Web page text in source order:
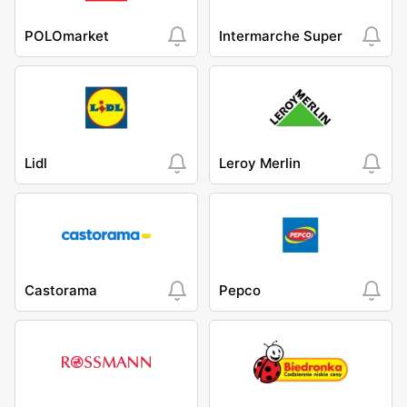
POLOmarket Intermarche Super
Lidl Leroy Merlin
Castorama Pepco